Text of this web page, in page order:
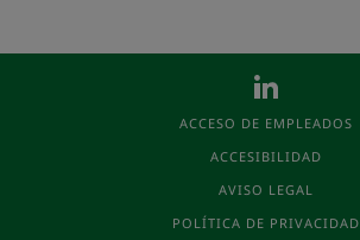
ACCESO DE EMPLEADOS
ACCESIBILIDAD
AVISO LEGAL
POLÍTICA DE PRIVACIDAD